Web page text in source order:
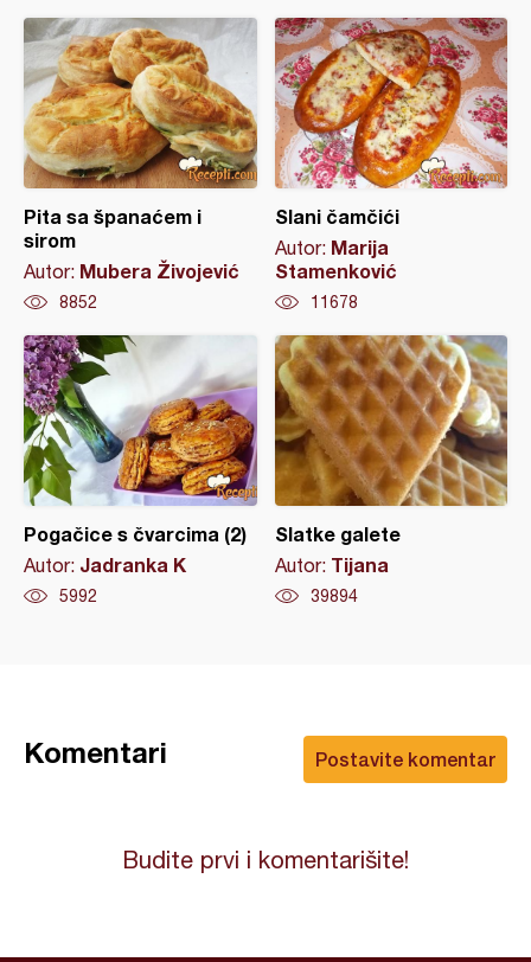
Pita sa španaćem i
sirom
Autor: Mubera Živojević
8852
Slani čamčići
Autor: Marija
Stamenković
11678
Pogačice s čvarcima (2)
Autor: Jadranka K
5992
Slatke galete
Autor: Tijana
39894
Postavite komentar
Komentari
Budite prvi i komentarišite!